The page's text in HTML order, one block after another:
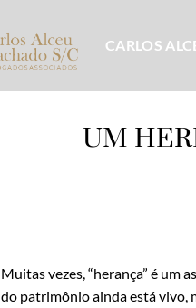
CARLOS
UM
Muitas vezes, “herança” é um
do patrimônio ainda está vivo,